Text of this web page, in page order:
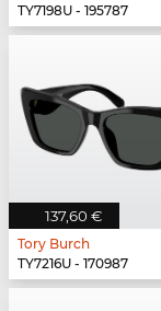
TY7198U - 195787
137,60 €
Tory Burch
TY7216U - 170987